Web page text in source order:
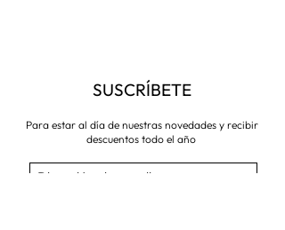
SUSCRÍBETE
Para estar al día de nuestras novedades y recibir
descuentos todo el año